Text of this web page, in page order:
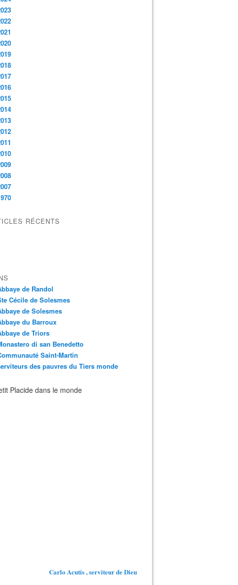
RÉCENTS
de Randol
Cécile de Solesmes
de Solesmes
du Barroux
de Triors
di san Benedetto
Saint-Martin
des pauvres du Tiers monde
Placide dans le monde
Carlo Acutis , serviteur de Dieu